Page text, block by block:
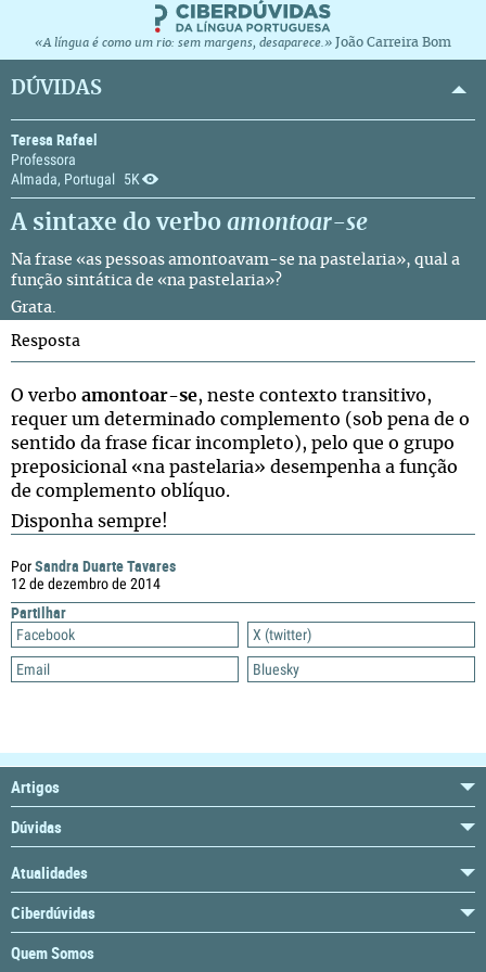
«A língua é como um rio: sem margens, desaparece.» João Carreira Bom
DÚVIDAS
Teresa Rafael
Professora
Almada, Portugal
5K
A sintaxe do verbo amontoar-se
Na frase «as pessoas amontoavam-se na pastelaria», qual a
função sintática de «na pastelaria»?
Grata.
PorSandra Duarte Tavares
12 de dezembro de 2014
Partilhar
Facebook
X (twitter)
Email
Bluesky
Resposta
O verbo amontoar-se, neste contexto transitivo,
requer um determinado complemento (sob pena de o
sentido da frase ficar incompleto), pelo que o grupo
preposicional «na pastelaria» desempenha a função
de complemento oblíquo.
Disponha sempre!
Artigos
Dúvidas
Atualidades
Ciberdúvidas
Quem Somos